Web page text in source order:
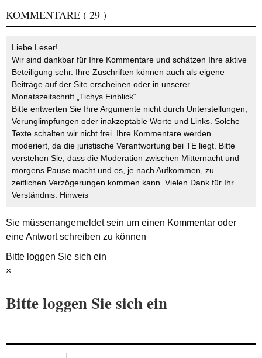
KOMMENTARE ( 29 )
Liebe Leser!
Wir sind dankbar für Ihre Kommentare und schätzen Ihre aktive
Beteiligung sehr. Ihre Zuschriften können auch als eigene
Beiträge auf der Site erscheinen oder in unserer
Monatszeitschrift „Tichys Einblick“.
Bitte entwerten Sie Ihre Argumente nicht durch Unterstellungen,
Verunglimpfungen oder inakzeptable Worte und Links. Solche
Texte schalten wir nicht frei. Ihre Kommentare werden
moderiert, da die juristische Verantwortung bei TE liegt. Bitte
verstehen Sie, dass die Moderation zwischen Mitternacht und
morgens Pause macht und es, je nach Aufkommen, zu
zeitlichen Verzögerungen kommen kann. Vielen Dank für Ihr
Verständnis. Hinweis
Sie müssenangemeldetsein um einen Kommentar oder
eine Antwort schreiben zu können
Bitte loggen Sie sich ein
×
Bitte loggen Sie sich ein